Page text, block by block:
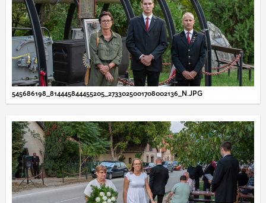
545686198_814445844455205_2733025001708002136_N.JPG